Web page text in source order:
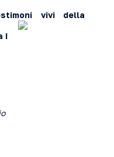
vivi della
I